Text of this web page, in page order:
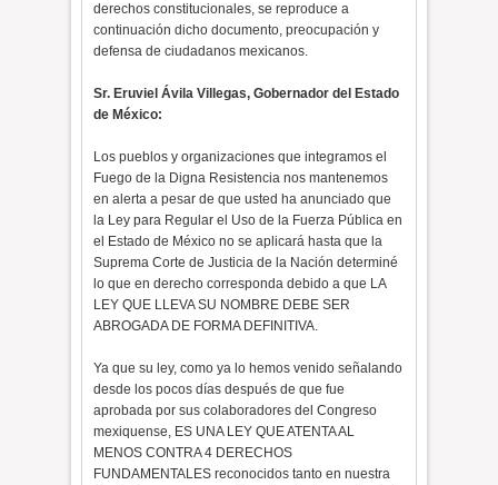
derechos constitucionales, se reproduce a
continuación dicho documento, preocupación y
defensa de ciudadanos mexicanos.
Sr. Eruviel Ávila Villegas, Gobernador del Estado
de México:
Los pueblos y organizaciones que integramos el
Fuego de la Digna Resistencia nos mantenemos
en alerta a pesar de que usted ha anunciado que
la Ley para Regular el Uso de la Fuerza Pública en
el Estado de México no se aplicará hasta que la
Suprema Corte de Justicia de la Nación determiné
lo que en derecho corresponda debido a que LA
LEY QUE LLEVA SU NOMBRE DEBE SER
ABROGADA DE FORMA DEFINITIVA.
Ya que su ley, como ya lo hemos venido señalando
desde los pocos días después de que fue
aprobada por sus colaboradores del Congreso
mexiquense, ES UNA LEY QUE ATENTA AL
MENOS CONTRA 4 DERECHOS
FUNDAMENTALES reconocidos tanto en nuestra